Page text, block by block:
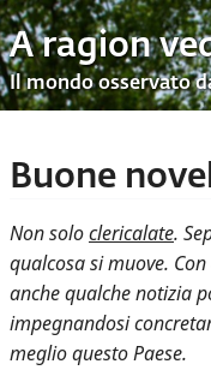
A ragion
Il mondo osservato
Buone
Non soloclericalate.
qualcosa si muove.
anche qualche notizia
impegnandosi
meglio questo Paese.